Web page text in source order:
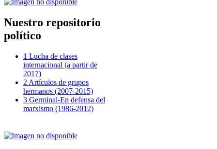
Nuestro repositorio
político
1 Lucha de clases
internacional (a partir de
2017)
2 Artículos de grupos
hermanos (2007-2015)
3 Germinal-En defensa del
marxismo (1986-2012)